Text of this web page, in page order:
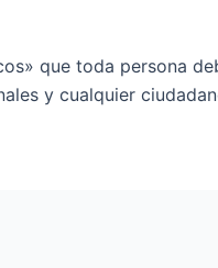
que toda persona
y cualquier